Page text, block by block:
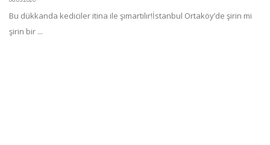
Bu dükkanda kediciler itina ile şımartılır!İstanbul Ortaköy’de şirin mi
şirin bir ...